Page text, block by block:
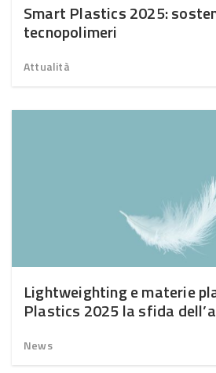
Smart Plastics 2025:
tecnopolimeri
Attualità
Lightweighting e materie
Plastics 2025 la sfida
News